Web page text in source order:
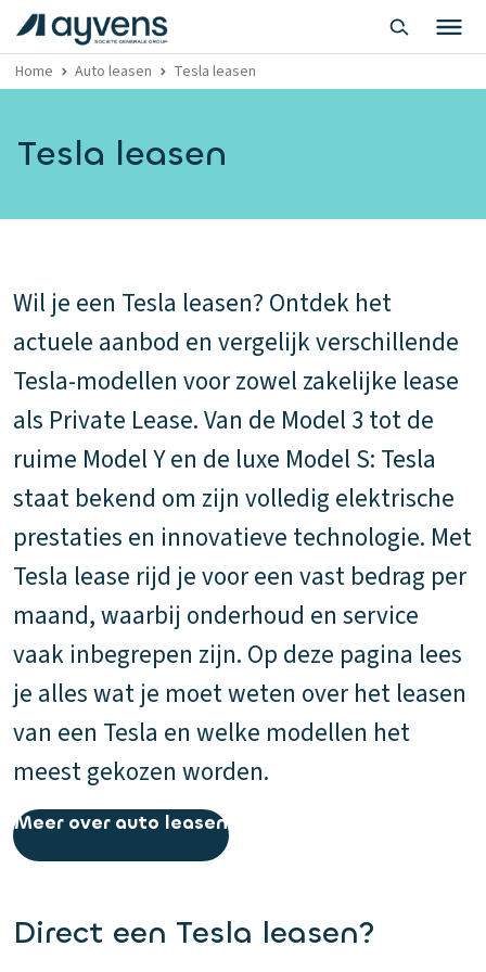
Home Auto leasen Tesla leasen
Tesla leasen
Wil je een Tesla leasen? Ontdek het
actuele aanbod en vergelijk verschillende
Tesla-modellen voor zowel zakelijke lease
als Private Lease. Van de Model 3 tot de
ruime Model Y en de luxe Model S: Tesla
staat bekend om zijn volledig elektrische
prestaties en innovatieve technologie. Met
Tesla lease rijd je voor een vast bedrag per
maand, waarbij onderhoud en service
vaak inbegrepen zijn. Op deze pagina lees
je alles wat je moet weten over het leasen
van een Tesla en welke modellen het
meest gekozen worden.
Meer over auto leasen
Direct een Tesla leasen?